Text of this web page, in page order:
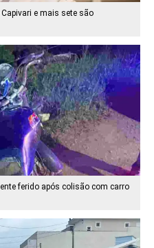
e mais sete são
ferido após colisão com carro